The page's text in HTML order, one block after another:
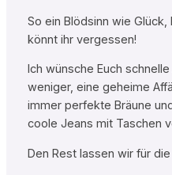
So ein Blödsinn wie
könnt ihr vergessen!
Ich wünsche Euch
weniger, eine geheime
immer perfekte Bräune
coole Jeans mit Taschen
Den Rest lassen wir für